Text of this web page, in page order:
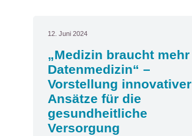
12. Juni 2024
„Medizin braucht mehr
Datenmedizin“ –
Vorstellung innovativer
Ansätze für die
gesundheitliche
Versorgung